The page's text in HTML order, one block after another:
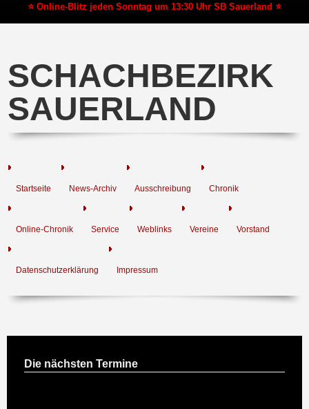
⭐ Online-Blitz jeden Sonntag um 13:30 Uhr SB Sauerland ⭐
SCHACHBEZIRK
SAUERLAND
Startseite News-Archiv Ausschreibung Chronik
Online-Chronik Service Weblinks Vereine Vorstand
Datenschutzerklärung Impressum
Die nächsten Termine